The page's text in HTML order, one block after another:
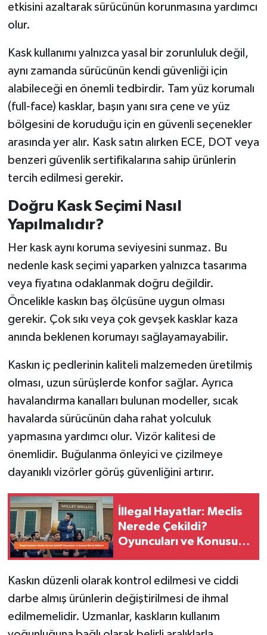
etkisini azaltarak sürücünün korunmasına yardımcı
olur.
Kask kullanımı yalnızca yasal bir zorunluluk değil,
aynı zamanda sürücünün kendi güvenliği için
alabileceği en önemli tedbirdir. Tam yüz korumalı
(full-face) kasklar, başın yanı sıra çene ve yüz
bölgesini de koruduğu için en güvenli seçenekler
arasında yer alır. Kask satın alırken ECE, DOT veya
benzeri güvenlik sertifikalarına sahip ürünlerin
tercih edilmesi gerekir.
Doğru Kask Seçimi Nasıl
Yapılmalıdır?
Her kask aynı koruma seviyesini sunmaz. Bu
nedenle kask seçimi yaparken yalnızca tasarıma
veya fiyatına odaklanmak doğru değildir.
Öncelikle kaskın baş ölçüsüne uygun olması
gerekir. Çok sıkı veya çok gevşek kasklar kaza
anında beklenen korumayı sağlayamayabilir.
Kaskın iç pedlerinin kaliteli malzemeden üretilmiş
olması, uzun sürüşlerde konfor sağlar. Ayrıca
havalandırma kanalları bulunan modeller, sıcak
havalarda sürücünün daha rahat yolculuk
yapmasına yardımcı olur. Vizör kalitesi de
önemlidir. Buğulanma önleyici ve çizilmeye
dayanıklı vizörler görüş güvenliğini artırır.
İllegal Hayatlar: Meclis
Nerede Çekildi?
Oyuncuları ve Konusu
Kaskın düzenli olarak kontrol edilmesi ve ciddi
darbe almış ürünlerin değiştirilmesi de ihmal
edilmemelidir. Uzmanlar, kaskların kullanım